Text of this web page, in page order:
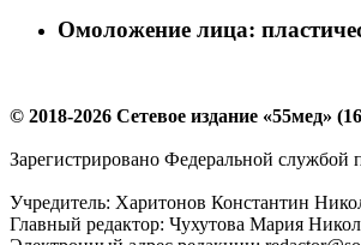
Омоложение лица:
© 2018-2026 Сетевое издание «55мед»
Зарегистрировано Федеральной
Учредитель: Харитонов Константин
Главный редактор: Чухутова Мария